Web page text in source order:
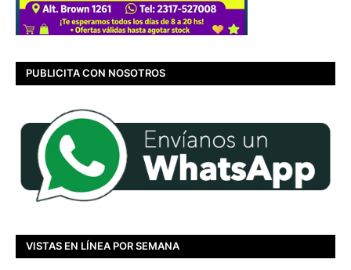
PUBLICITA CON NOSOTROS
VISTAS EN LÍNEA POR SEMANA